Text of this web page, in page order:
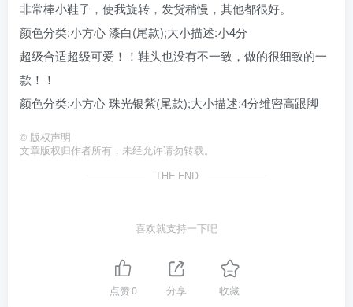
非常棒小鞋子，使我旋转，发货稍慢，其他都很好。
颜色分类:小方心 漆白(尾款);大小描述:小4分
超级合适超级可爱！！鞋头也没有不一致，做的很细致的一
款！！
颜色分类:小方心 珠光银紫(尾款);大小描述:4分维密高跟脚
© 版权声明
文章版权归作者所有，未经允许请勿转载。
THE END
喜欢就支持一下吧
点赞0 分享 收藏